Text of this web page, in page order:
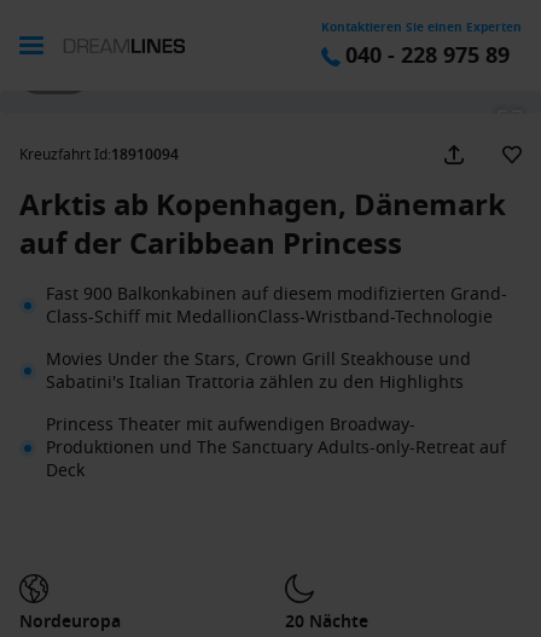
Kontaktieren Sie einen Experten
040 - 228 975 89
Kreuzfahrt Id:18910094
Arktis ab Kopenhagen, Dänemark
auf der Caribbean Princess
Fast 900 Balkonkabinen auf diesem modifizierten Grand-
Class-Schiff mit MedallionClass-Wristband-Technologie
Movies Under the Stars, Crown Grill Steakhouse und
Sabatini's Italian Trattoria zählen zu den Highlights
Princess Theater mit aufwendigen Broadway-
Produktionen und The Sanctuary Adults-only-Retreat auf
Deck
Nordeuropa 20 Nächte